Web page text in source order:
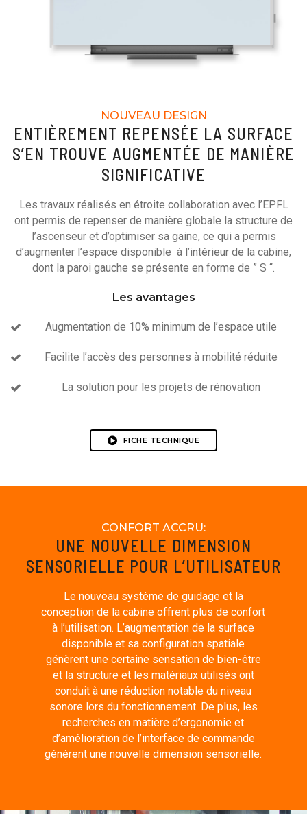
NOUVEAU DESIGN
ENTIÈREMENT REPENSÉE LA SURFACE
S’EN TROUVE AUGMENTÉE DE MANIÈRE
SIGNIFICATIVE
Les travaux réalisés en étroite collaboration avec l’EPFL
ont permis de repenser de manière globale la structure de
l’ascenseur et d’optimiser sa gaine, ce qui a permis
d’augmenter l’espace disponible à l’intérieur de la cabine,
dont la paroi gauche se présente en forme de ” S “.
Les avantages
Augmentation de 10% minimum de l’espace utile
Facilite l’accès des personnes à mobilité réduite
La solution pour les projets de rénovation
FICHE TECHNIQUE
CONFORT ACCRU:
UNE NOUVELLE DIMENSION
SENSORIELLE POUR L’UTILISATEUR
Le nouveau système de guidage et la
conception de la cabine offrent plus de confort
à l’utilisation. L’augmentation de la surface
disponible et sa configuration spatiale
génèrent une certaine sensation de bien-être
et la structure et les matériaux utilisés ont
conduit à une réduction notable du niveau
sonore lors du fonctionnement. De plus, les
recherches en matière d’ergonomie et
d’amélioration de l’interface de commande
générent une nouvelle dimension sensorielle.